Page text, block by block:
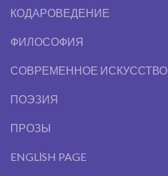
КОДАРОВЕДЕНИЕ
ФИЛОСОФИЯ
СОВРЕМЕННОЕ ИСКУССТВО
ПОЭЗИЯ
ПРОЗЫ
ENGLІSH PAGE